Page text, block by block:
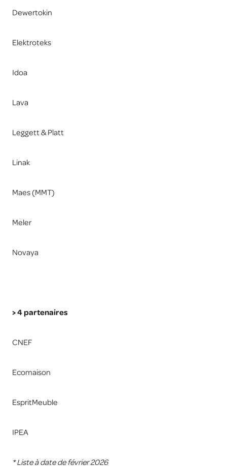
Dewertokin
Elektroteks
Idoa
Lava
Leggett & Platt
Linak
Maes (MMT)
Meler
Novaya
> 4 partenaires
CNEF
Ecomaison
EspritMeuble
IPEA
* Liste à date de février 2026